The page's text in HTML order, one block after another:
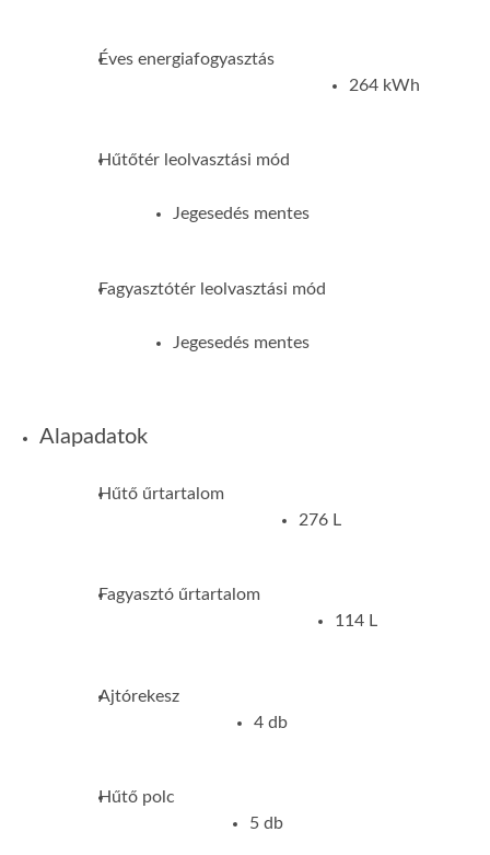
Éves energiafogyasztás
264 kWh
Hűtőtér leolvasztási mód
Jegesedés mentes
Fagyasztótér leolvasztási mód
Jegesedés mentes
Alapadatok
Hűtő űrtartalom
276 L
Fagyasztó űrtartalom
114 L
Ajtórekesz
4 db
Hűtő polc
5 db